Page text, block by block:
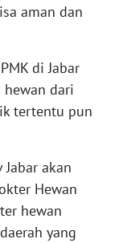
aman dan
di Jabar
dari
tertentu pun
akan
Hewan
hewan
yang